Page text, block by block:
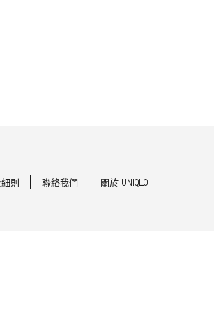
則 聯絡我們 關於 UNIQLO